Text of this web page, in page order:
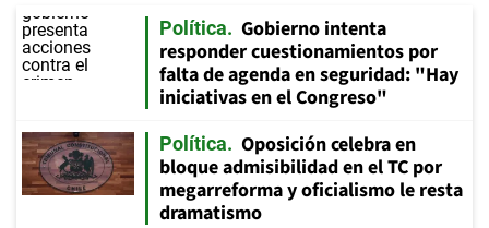
Política
Gobierno intenta
responder cuestionamientos por
falta de agenda en seguridad: "Hay
iniciativas en el Congreso"
Política
Oposición celebra en
bloque admisibilidad en el TC por
megarreforma y oficialismo le resta
dramatismo